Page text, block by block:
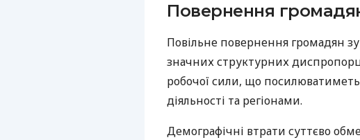
Повернення
Повільне повернення громадян
значних структурних
робочої сили, що
діяльності та регіонами.
Демографічні втрати суттєво